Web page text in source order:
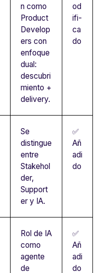
n como
Product
Develop
ers con
enfoque
dual:
descubri
miento +
delivery.
od
ifi-
ca
do
Se
distingue
entre
Stakehol
der,
Support
er y IA.
✅
Añ
adi
do
Rol de IA
como
agente
de
✅
Añ
adi
do